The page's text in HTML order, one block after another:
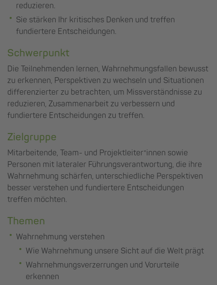
reduzieren.
Sie stärken Ihr kritisches Denken und treffen
fundiertere Entscheidungen.
Schwerpunkt
Die Teilnehmenden lernen, Wahrnehmungsfallen bewusst
zu erkennen, Perspektiven zu wechseln und Situationen
differenzierter zu betrachten, um Missverständnisse zu
reduzieren, Zusammenarbeit zu verbessern und
fundiertere Entscheidungen zu treffen.
Zielgruppe
Mitarbeitende, Team- und Projektleiter*innen sowie
Personen mit lateraler Führungsverantwortung, die ihre
Wahrnehmung schärfen, unterschiedliche Perspektiven
besser verstehen und fundiertere Entscheidungen
treffen möchten.
Themen
Wahrnehmung verstehen
Wie Wahrnehmung unsere Sicht auf die Welt prägt
Wahrnehmungsverzerrungen und Vorurteile
erkennen